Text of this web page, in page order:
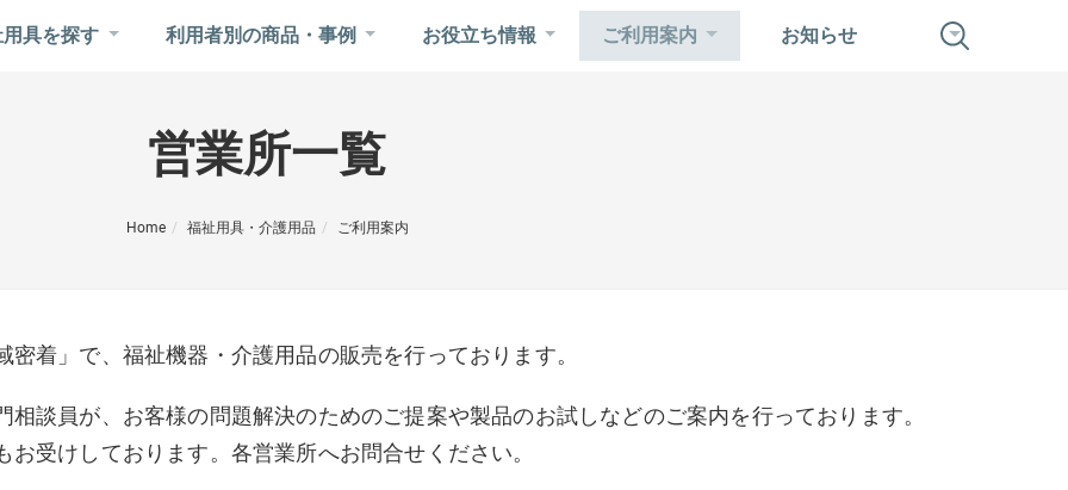
具を探す 利用者別の商品・事例 お役立ち情報 ご利用案内 お知らせ
営業所一覧
Home 福祉用具・介護用品 ご利用案内
着」で、福祉機器・介護用品の販売を行っております。
談員が、お客様の問題解決のためのご提案や製品のお試しなどのご案内を行っております。
お受けしております。各営業所へお問合せください。